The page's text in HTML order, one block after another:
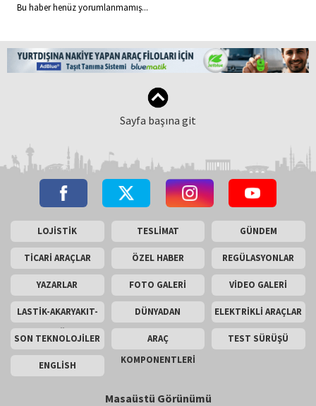
Bu haber henüz yorumlanmamış...
Sayfa başına git
LOJİSTİK TESLİMAT GÜNDEM
TİCARİ ARAÇLAR ÖZEL HABER REGÜLASYONLAR
YAZARLAR FOTO GALERİ VİDEO GALERİ
LASTİK-AKARYAKIT-
AKÜ
DÜNYADAN ELEKTRİKLİ ARAÇLAR
SON TEKNOLOJİLER
ARAÇ
KOMPONENTLERİ
TEST SÜRÜŞÜ
ENGLİSH
Masaüstü Görünümü